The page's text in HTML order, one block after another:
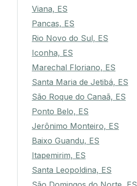
Viana, ES
Pancas, ES
Rio Novo do Sul, ES
Iconha, ES
Marechal Floriano, ES
Santa Maria de Jetibá, ES
São Roque do Canaã, ES
Ponto Belo, ES
Jerônimo Monteiro, ES
Baixo Guandu, ES
Itapemirim, ES
Santa Leopoldina, ES